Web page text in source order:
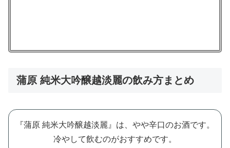
蒲原 純米大吟醸越淡麗の飲み方まとめ
『蒲原 純米大吟醸越淡麗』は、やや辛口のお酒です。
冷やして飲むのがおすすめです。